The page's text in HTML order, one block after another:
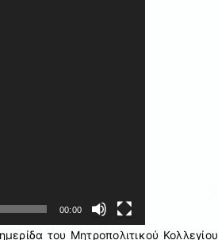
00:00
του Μητροπολιτικού Κολλεγίου